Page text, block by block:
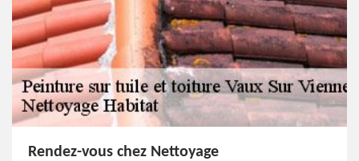
Rendez-vous chez Nettoyage